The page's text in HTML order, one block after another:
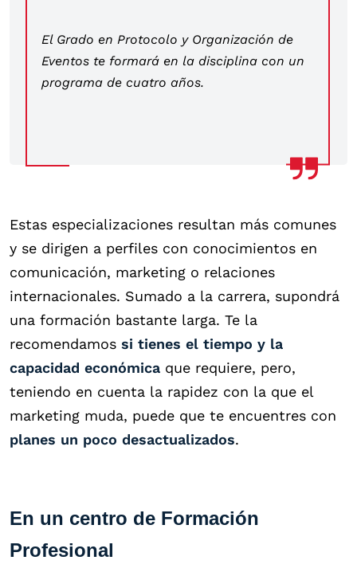
El Grado en Protocolo y Organización de
Eventos te formará en la disciplina con un
programa de cuatro años.
Estas especializaciones resultan más comunes
y se dirigen a perfiles con conocimientos en
comunicación, marketing o relaciones
internacionales. Sumado a la carrera, supondrá
una formación bastante larga. Te la
recomendamos si tienes el tiempo y la
capacidad económica que requiere, pero,
teniendo en cuenta la rapidez con la que el
marketing muda, puede que te encuentres con
planes un poco desactualizados.
En un centro de Formación
Profesional